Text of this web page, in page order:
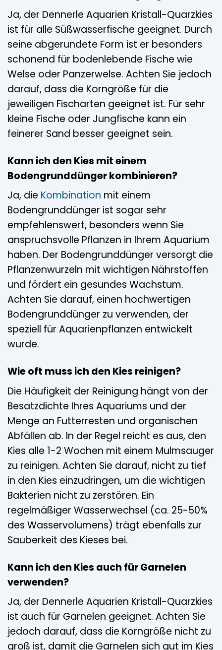
Ja, der Dennerle Aquarien Kristall-Quarzkies
ist für alle Süßwasserfische geeignet. Durch
seine abgerundete Form ist er besonders
schonend für bodenlebende Fische wie
Welse oder Panzerwelse. Achten Sie jedoch
darauf, dass die Korngröße für die
jeweiligen Fischarten geeignet ist. Für sehr
kleine Fische oder Jungfische kann ein
feinerer Sand besser geeignet sein.
Kann ich den Kies mit einem
Bodengrunddünger kombinieren?
Ja, die Kombination mit einem
Bodengrunddünger ist sogar sehr
empfehlenswert, besonders wenn Sie
anspruchsvolle Pflanzen in Ihrem Aquarium
haben. Der Bodengrunddünger versorgt die
Pflanzenwurzeln mit wichtigen Nährstoffen
und fördert ein gesundes Wachstum.
Achten Sie darauf, einen hochwertigen
Bodengrunddünger zu verwenden, der
speziell für Aquarienpflanzen entwickelt
wurde.
Wie oft muss ich den Kies reinigen?
Die Häufigkeit der Reinigung hängt von der
Besatzdichte Ihres Aquariums und der
Menge an Futterresten und organischen
Abfällen ab. In der Regel reicht es aus, den
Kies alle 1-2 Wochen mit einem Mulmsauger
zu reinigen. Achten Sie darauf, nicht zu tief
in den Kies einzudringen, um die wichtigen
Bakterien nicht zu zerstören. Ein
regelmäßiger Wasserwechsel (ca. 25-50%
des Wasservolumens) trägt ebenfalls zur
Sauberkeit des Kieses bei.
Kann ich den Kies auch für Garnelen
verwenden?
Ja, der Dennerle Aquarien Kristall-Quarzkies
ist auch für Garnelen geeignet. Achten Sie
jedoch darauf, dass die Korngröße nicht zu
groß ist, damit die Garnelen sich gut im Kies